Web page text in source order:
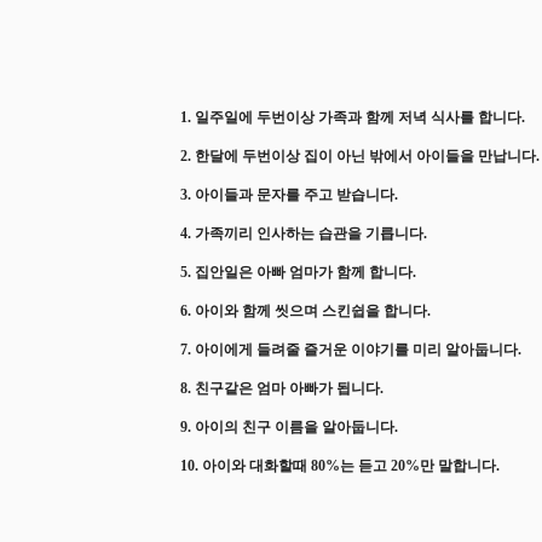
1. 일주일에 두번이상 가족과 함께 저녁 식사를 합니다.
2. 한달에 두번이상 집이 아닌 밖에서 아이들을 만납니다.
3. 아이들과 문자를 주고 받습니다.
4. 가족끼리 인사하는 습관을 기릅니다.
5. 집안일은 아빠 엄마가 함께 합니다.
6. 아이와 함께 씻으며 스킨쉽을 합니다.
7. 아이에게 들려줄 즐거운 이야기를 미리 알아둡니다.
8. 친구같은 엄마 아빠가 됩니다.
9. 아이의 친구 이름을 알아둡니다.
10. 아이와 대화할때 80%는 듣고 20%만 말합니다.